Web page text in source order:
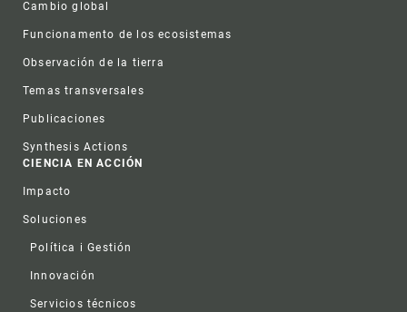
Cambio global
Funcionamento de los ecosistemas
Observación de la tierra
Temas transversales
Publicaciones
Synthesis Actions
CIENCIA EN ACCIÓN
Impacto
Soluciones
Política i Gestión
Innovación
Servicios técnicos